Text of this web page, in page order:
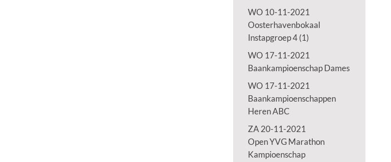
WO 10-11-2021
Oosterhavenbokaal
Instapgroep 4 (1)
WO 17-11-2021
Baankampioenschap Dames
WO 17-11-2021
Baankampioenschappen
Heren ABC
ZA 20-11-2021
Open YVG Marathon
Kampioenschap